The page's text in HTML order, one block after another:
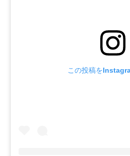
この投稿を